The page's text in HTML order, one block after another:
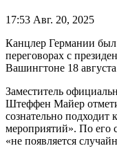
17:53 Авг. 20, 2025
Канцлер Германии
переговорах с
Вашингтоне 18
Заместитель
Штеффен Майер
сознательно
мероприятий». По его
«не появляется